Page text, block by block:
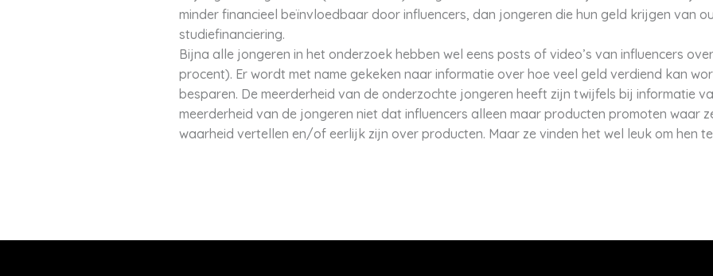
minder financieel beïnvloedbaar door influencers, dan jongeren die hun geld krijgen van
studiefinanciering.
Bijna alle jongeren in het onderzoek hebben wel eens posts of video’s van influencers
procent). Er wordt met name gekeken naar informatie over hoe veel geld verdiend kan
besparen. De meerderheid van de onderzochte jongeren heeft zijn twijfels bij informatie
meerderheid van de jongeren niet dat influencers alleen maar producten promoten waar
waarheid vertellen en/of eerlijk zijn over producten. Maar ze vinden het wel leuk om hen